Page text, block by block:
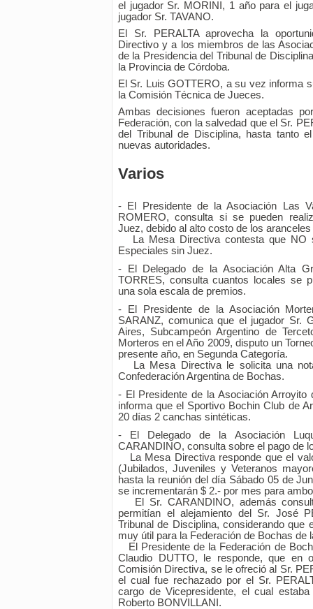
el jugador Sr. MORINI, 1 año para el
jugador Sr. TAVANO.
El Sr. PERALTA aprovecha la
Directivo y a los miembros de las
de la Presidencia del Tribunal de
la Provincia de Córdoba.
El Sr. Luis GOTTERO, a su vez informa
la Comisión Técnica de Jueces.
Ambas decisiones fueron aceptadas
Federación, con la salvedad que el Sr.
del Tribunal de Disciplina, hasta tanto
nuevas autoridades.
Varios
- El Presidente de la Asociación Las
ROMERO, consulta si se pueden
Juez, debido al alto costo de los
La Mesa Directiva contesta que NO
Especiales sin Juez.
- El Delegado de la Asociación Alta
TORRES, consulta cuantos locales se
una sola escala de premios.
- El Presidente de la Asociación
SARANZ, comunica que el jugador Sr.
Aires, Subcampeón Argentino de
Morteros en el Año 2009, disputo un
presente año, en Segunda Categoría.
La Mesa Directiva le solicita una
Confederación Argentina de Bochas.
- El Presidente de la Asociación
informa que el Sportivo Bochin Club de
20 días 2 canchas sintéticas.
- El Delegado de la Asociación
CARANDINO, consulta sobre el pago de
La Mesa Directiva responde que el
(Jubilados, Juveniles y Veteranos
hasta la reunión del día Sábado 05 de
se incrementarán $ 2.- por mes para
El Sr. CARANDINO, además
permitían el alejamiento del Sr. José
Tribunal de Disciplina, considerando que
muy útil para la Federación de Bochas de
El Presidente de la Federación de
Claudio DUTTO, le responde, que en
Comisión Directiva, se le ofreció al Sr.
el cual fue rechazado por el Sr.
cargo de Vicepresidente, el cual
Roberto BONVILLANI.